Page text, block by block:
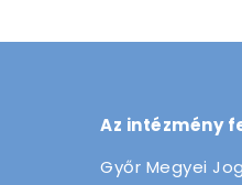
Az intézmény
Győr Megyei